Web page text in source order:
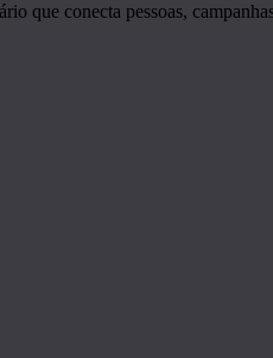
que conecta pessoas,